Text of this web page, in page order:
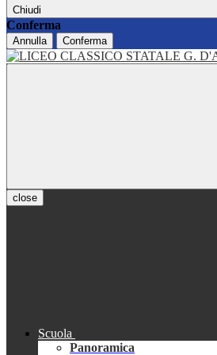
Chiudi
Conferma
Annulla Conferma
close
Scuola
Panoramica